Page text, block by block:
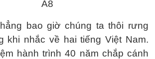
bao giờ chúng ta thôi rưng
khi nhắc về hai tiếng Việt Nam.
hành trình 40 năm chắp cánh